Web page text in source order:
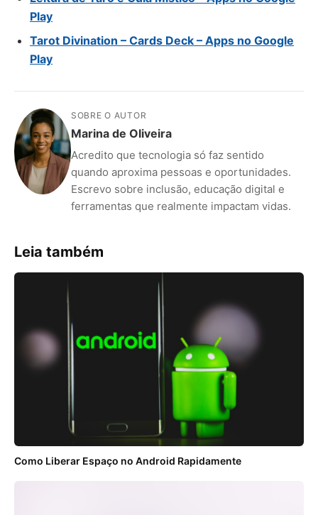
Play
Tarot Divination – Cards Deck – Apps no Google
Play
SOBRE O AUTOR
Marina de Oliveira
Acredito que tecnologia só faz sentido
quando aproxima pessoas e oportunidades.
Escrevo sobre inclusão, educação digital e
ferramentas que realmente impactam vidas.
Leia também
Como Liberar Espaço no Android Rapidamente